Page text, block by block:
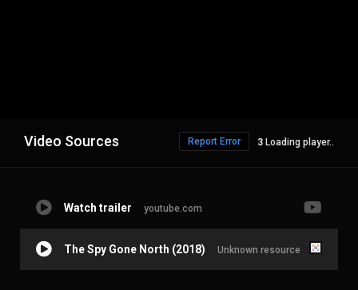
Video Sources 2 Loading player..
Report Error
Watch trailer youtube.com
The Spy Gone North (2018) Unknown resource